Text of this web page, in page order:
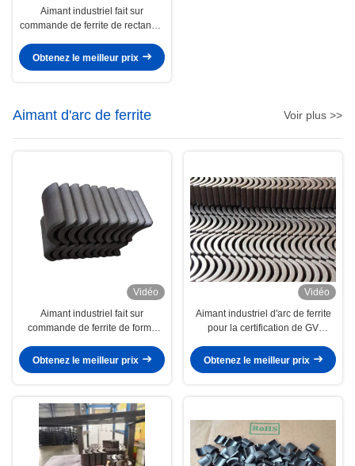
Aimant industriel fait sur
commande de ferrite de rectangle
universel
Obtenez le meilleur prix
Aimant d'arc de ferrite Voir plus >>
Vidéo
Aimant industriel fait sur
commande de ferrite de forme
plafond BLDC
Obtenez le meilleur prix
Vidéo
Aimant industriel d'arc de ferrite
pour la certification de GV
PMSM
Obtenez le meilleur prix